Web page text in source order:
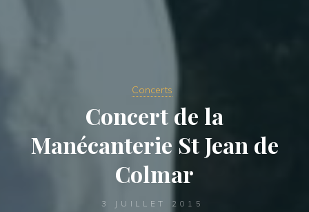
Concerts
Concert de la
Manécanterie St Jean de
Colmar
3 JUILLET 2015